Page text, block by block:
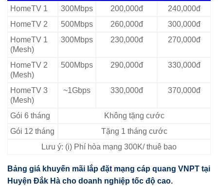
HomeTV 1
300Mbps 200,000đ
240,000đ
HomeTV 2
500Mbps 260,000đ
300,000đ
HomeTV 1
(Mesh)
300Mbps 230,000đ 270,000đ
HomeTV 2
(Mesh)
500Mbps 290,000đ 330,000đ
HomeTV 3
(Mesh)
~1Gbps 330,000đ 370,000đ
Gói 6 tháng
Không tặng cước
Gói 12 tháng
Tặng 1 tháng cước
Lưu ý: (i) Phí hòa mạng 300K/ thuê bao
Bảng giá khuyến mãi lắp đặt mạng cáp quang VNPT tại
Huyện Đắk Hà cho doanh nghiệp tốc độ cao.